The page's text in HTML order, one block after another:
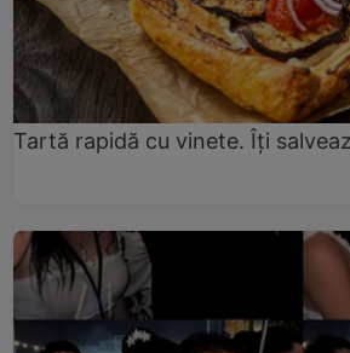
Tartă rapidă cu vinete. Îți